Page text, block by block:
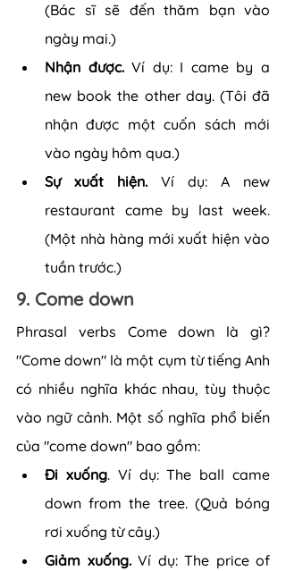
(Bác sĩ sẽ đến thăm bạn vào
ngày mai.)
Nhận được. Ví dụ: I came by a
new book the other day. (Tôi đã
nhận được một cuốn sách mới
vào ngày hôm qua.)
Sự xuất hiện. Ví dụ: A new
restaurant came by last week.
(Một nhà hàng mới xuất hiện vào
tuần trước.)
9. Come down
Phrasal verbs Come down là gì?
"Come down" là một cụm từ tiếng Anh
có nhiều nghĩa khác nhau, tùy thuộc
vào ngữ cảnh. Một số nghĩa phổ biến
của "come down" bao gồm:
Đi xuống. Ví dụ: The ball came
down from the tree. (Quả bóng
rơi xuống từ cây.)
Giảm xuống. Ví dụ: The price of